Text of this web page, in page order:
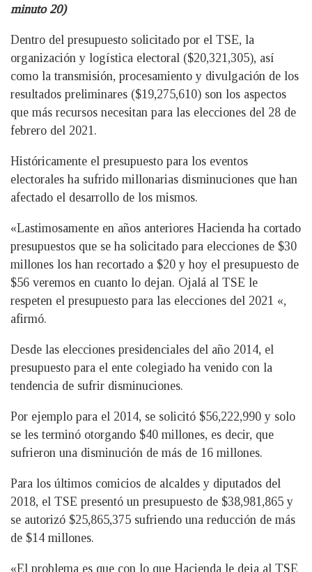
minuto 20)
Dentro del presupuesto solicitado por el TSE, la
organización y logística electoral ($20,321,305), así
como la transmisión, procesamiento y divulgación de los
resultados preliminares ($19,275,610) son los aspectos
que más recursos necesitan para las elecciones del 28 de
febrero del 2021.
Históricamente el presupuesto para los eventos
electorales ha sufrido millonarias disminuciones que han
afectado el desarrollo de los mismos.
«Lastimosamente en años anteriores Hacienda ha cortado
presupuestos que se ha solicitado para elecciones de $30
millones los han recortado a $20 y hoy el presupuesto de
$56 veremos en cuanto lo dejan. Ojalá al TSE le
respeten el presupuesto para las elecciones del 2021 «,
afirmó.
Desde las elecciones presidenciales del año 2014, el
presupuesto para el ente colegiado ha venido con la
tendencia de sufrir disminuciones.
Por ejemplo para el 2014, se solicitó $56,222,990 y solo
se les terminó otorgando $40 millones, es decir, que
sufrieron una disminución de más de 16 millones.
Para los últimos comicios de alcaldes y diputados del
2018, el TSE presentó un presupuesto de $38,981,865 y
se autorizó $25,865,375 sufriendo una reducción de más
de $14 millones.
«El problema es que con lo que Hacienda le deja al TSE